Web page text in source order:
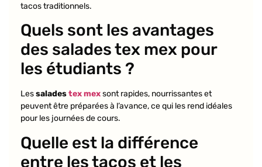
tacos traditionnels.
Quels sont les avantages
des salades tex mex pour
les étudiants ?
Lessaladestex mexsont rapides, nourrissantes et
peuvent être préparées à l’avance, ce qui les rend idéales
pour les journées de cours.
Quelle est la différence
entre les tacos et les